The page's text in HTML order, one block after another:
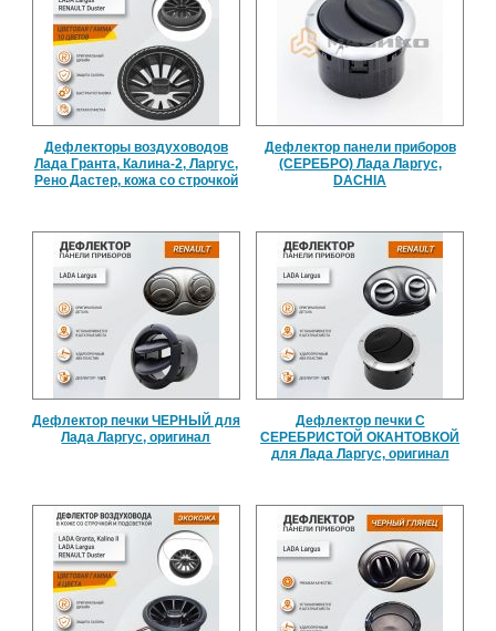
Дефлекторы воздуховодов
Лада Гранта, Калина-2, Ларгус,
Рено Дастер, кожа со строчкой
Дефлектор панели приборов
(СЕРЕБРО) Лада Ларгус,
DACHIA
Дефлектор печки ЧЕРНЫЙ для
Лада Ларгус, оригинал
Дефлектор печки С
СЕРЕБРИСТОЙ ОКАНТОВКОЙ
для Лада Ларгус, оригинал